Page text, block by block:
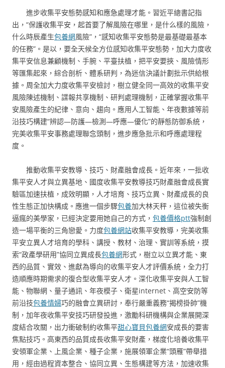
進步收集平安態勢感知和應急處理才能。習近平總書記指
出，“保護收集平安，起首要了解風險在哪里，是什么樣的風險，
什么時辰產生包養網風險”，“感知收集平安態勢是最基礎最基本
的任務”。是以，要全天候全方位感知收集平安態勢，加大力度收
集平安信息兼顧機制、手腕、平臺扶植，把平安要挾、風險情形
等匯集起來，綜合剖析、體系研判，為迷信決議計劃批示供給根
據。周全加大力度收集平安檢討，樹立健全同一高效的收集平安
風險陳述機制、諜報共享機制、研判處理機制，正確掌握收集平
安風險產生的紀律、意向、趨向。應用人工智能、年夜數據等前
沿技巧構建“辨認—防護—檢測—呼應—優化”的靜態防御系統，
完美收集平安事務處理聯念頭制，進步應急批示和呼應處理程
度。
推動收集平安教導、技巧、財產融會成長。近年來，一批收
集平安人才與立異基地、國度收集平安教導技巧財產融會成長實
驗區加速扶植，成效明顯，人才培育、技巧立異、財產成長的良
性生態正加快構成。應進一個步驟包養加大林天秤，這位被失衡
逼瘋的美學家，已經決定要用她自己的方式， 包養價格ptt強制創
造一場平衡的三角戀愛。力度包養網站收集平安教導，完美收集
平安立異人才培育的學科、講授、教材、治理、實訓等系統，摸
索“政產學研用”協同立異成長包養網形式，樹立以立異才能、東
西的品質、實效、進獻為導向的收集平安人才評價系統，全力打
造順應時期需求的復合型收集平安人才。深化收集平安與人工智
能、物聯網、量子通訊、年夜模子、衛星internet、高空安防等
前沿技包養情婦巧的融會立異研討，奉行嚴重義務“揭榜掛帥”機
制，加年夜收集平安技巧研發投進，激勵科研機構與企業展開深
度結合攻關，出力衝破制約收集平甜心寶貝包養網安成長的要害
焦點技巧。高東西的品質成長收集平安財產，梯度化培養收集平
安領軍企業、上風企業、種子企業，施展領軍企業“頭雁”帶舉措
用，經由過程資本整合、協同立異、生態構建等方法，加速收集